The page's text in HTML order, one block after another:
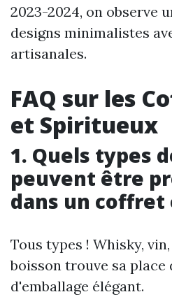
2023-2024, on observe
designs minimalistes
artisanales.
FAQ sur les
et Spiritueux
1. Quels types
peuvent être
dans un coffret
Tous types ! Whisky,
boisson trouve sa place
d'emballage élégant.